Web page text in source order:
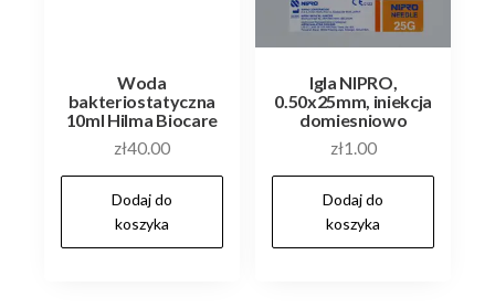
Woda
bakteriostatyczna
10ml Hilma Biocare
zł40.00
Dodaj do
koszyka
Igla NIPRO,
0.50x25mm, iniekcja
domiesniowo
zł1.00
Dodaj do
koszyka